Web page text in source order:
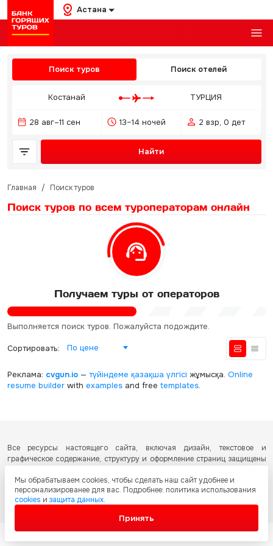
Астана
Поиск туров Поиск отелей
Костанай ТУРЦИЯ
28 авг–11 сен 13–14 ночей 2 взр, 0 дет
Найти
Главная / Поиск туров
Поиск туров по всем туроператорам онлайн
Получаем туры от операторов
Выполняется поиск туров. Пожалуйста подождите.
Сортировать: По цене
Реклама: cvgun.io— түйіндеме қазақша үлгісі жұмысқа. Online
resume builderwith examplesand free templates.
Все ресурсы настоящего сайта, включая дизайн, текстовое и
графическое содержание, структуру и оформление страниц защищены
Казахстан об охране авторских прав и интеллектуальной собственности.
Любое копирование и распространение материалов сайта без
письменного разрешения запрещено.
Мы обрабатываем cookies, чтобы сделать наш сайт удобнее и
персонализированее для вас. Подробнее: политика использования
cookies и защита данных.
Принять